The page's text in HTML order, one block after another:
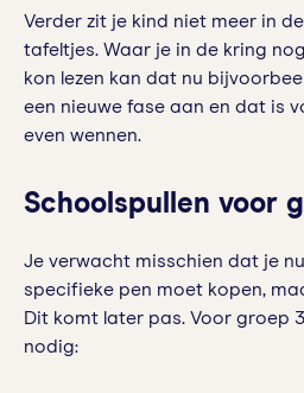
Verder zit je kind niet meer in
tafeltjes. Waar je in de kring
kon lezen kan dat nu
een nieuwe fase aan en dat is
even wennen.
Schoolspullen voor
Je verwacht misschien dat je
specifieke pen moet kopen,
Dit komt later pas. Voor groep
nodig: